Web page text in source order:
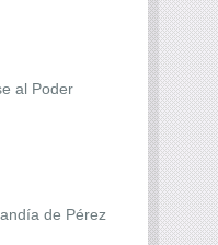
al Poder
de Pérez